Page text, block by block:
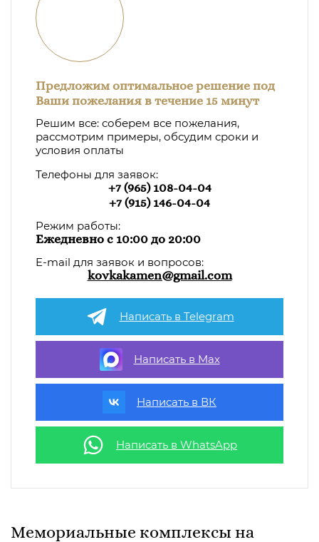
Предложим оптимальное решение под
Ваши пожелания в течение 15 минут
Решим все: соберем все пожелания,
рассмотрим примеры, обсудим сроки и
условия оплаты
Телефоны для заявок:
+7 (965) 108-04-04
+7 (915) 146-04-04
Режим работы:
Ежедневно с 10:00 до 20:00
E-mail для заявок и вопросов:
kovkakamen@gmail.com
Написать в Telegram
Написать в Max
Написать в ВК
Написать в WhatsApp
Мемориальные комплексы на